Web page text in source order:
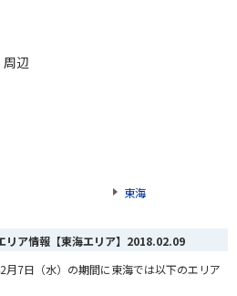
辺
東海
ア情報【東海エリア】 2018.02.09
7日（水）の期間に東海では以下のエリア